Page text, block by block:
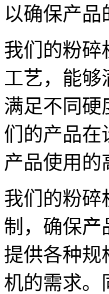
以确保产
我们的粉碎
工艺，能够
满足不同硬
们的产品在
产品使用的
我们的粉碎
制，确保产
提供各种规
机的需求。